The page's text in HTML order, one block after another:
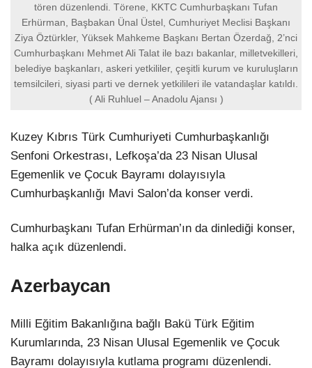
tören düzenlendi. Törene, KKTC Cumhurbaşkanı Tufan
Erhürman, Başbakan Ünal Üstel, Cumhuriyet Meclisi Başkanı
Ziya Öztürkler, Yüksek Mahkeme Başkanı Bertan Özerdağ, 2’nci
Cumhurbaşkanı Mehmet Ali Talat ile bazı bakanlar, milletvekilleri,
belediye başkanları, askeri yetkililer, çeşitli kurum ve kuruluşların
temsilcileri, siyasi parti ve dernek yetkilileri ile vatandaşlar katıldı.
( Ali Ruhluel – Anadolu Ajansı )
Kuzey Kıbrıs Türk Cumhuriyeti Cumhurbaşkanlığı
Senfoni Orkestrası, Lefkoşa’da 23 Nisan Ulusal
Egemenlik ve Çocuk Bayramı dolayısıyla
Cumhurbaşkanlığı Mavi Salon’da konser verdi.
Cumhurbaşkanı Tufan Erhürman’ın da dinlediği konser,
halka açık düzenlendi.
Azerbaycan
Milli Eğitim Bakanlığına bağlı Bakü Türk Eğitim
Kurumlarında, 23 Nisan Ulusal Egemenlik ve Çocuk
Bayramı dolayısıyla kutlama programı düzenlendi.